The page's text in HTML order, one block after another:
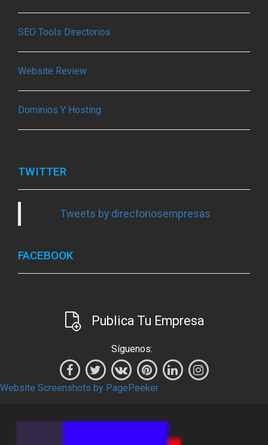
SEO Tools Directorios
Website Review
Dominios Y Hosting
TWITTER
Tweets by directoriosempresas
FACEBOOK
Publica Tu Empresa
Síguenos:
Website Screenshots by PagePeeker